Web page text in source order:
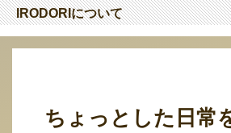
IRODORIについて
ちょっとした日常